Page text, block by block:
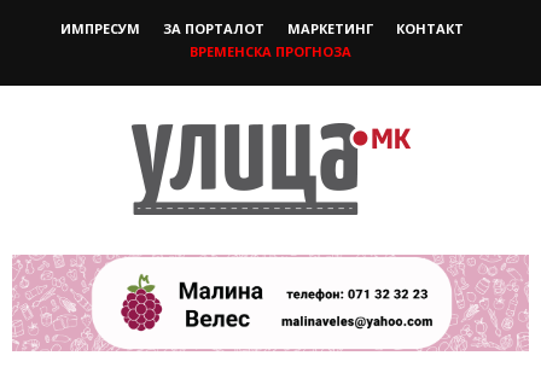
ИМПРЕСУМ ЗА ПОРТАЛОТ МАРКЕТИНГ
КОНТАКТ
ВРЕМЕНСКА ПРОГНОЗА